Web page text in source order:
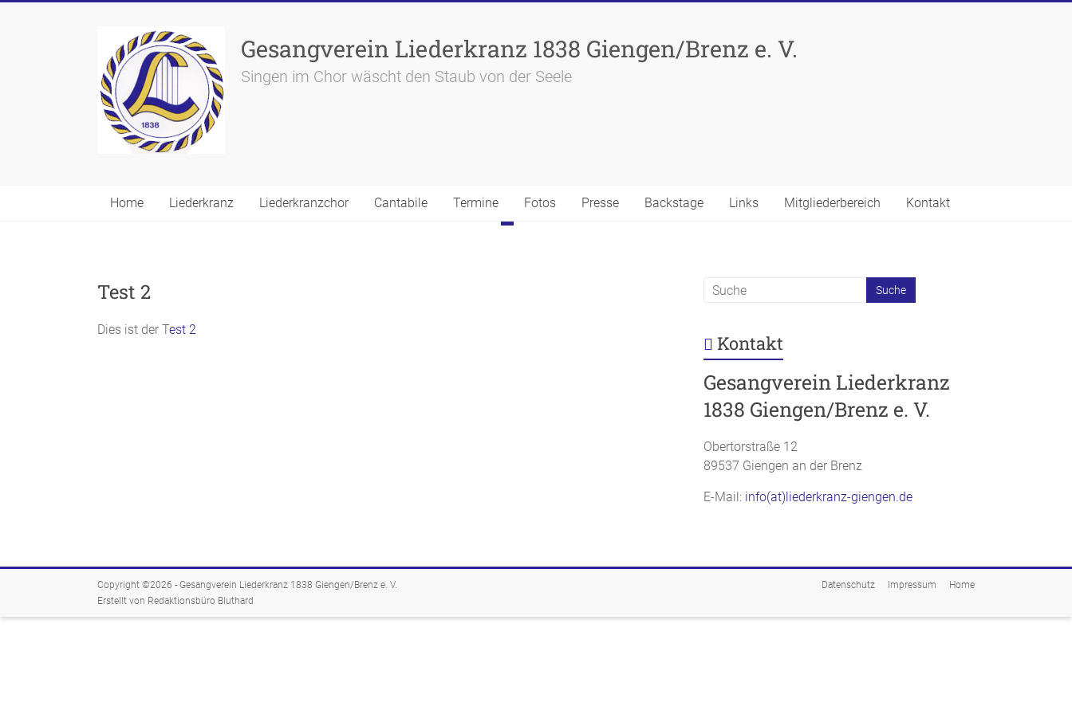
Gesangverein Liederkranz 1838 Giengen/Brenz e. V.
Singen im Chor wäscht den Staub von der Seele
Home Liederkranz Liederkranzchor Cantabile Termine Fotos Presse Backstage Links Mitgliederbereich Kontakt
Test 2
Dies ist der Test 2
Kontakt
Gesangverein Liederkranz
1838 Giengen/Brenz e. V.
Obertorstraße 12
89537 Giengen an der Brenz
E-Mail: info(at)liederkranz-giengen.de
Copyright ©2026 - Gesangverein Liederkranz 1838 Giengen/Brenz e. V.
Erstellt von Redaktionsbüro Bluthard
Datenschutz Impressum Home